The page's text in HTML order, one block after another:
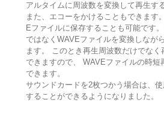
アルタイムに周波数を変換して再生す
また、エコーをかけることもできます
Eファイルに保存することも可能です
ではなくWAVEファイルを変換しなが
ます。 このとき再生周波数だけでな
できますので、 WAVEファイルの時短
できます。
サウンドカードを2枚つかう場合は、
することができるようになりました。